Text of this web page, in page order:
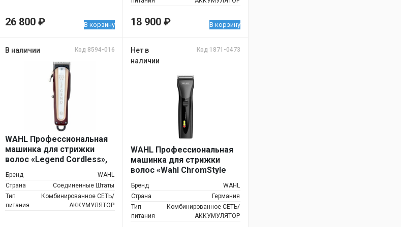
26 800 ₽ В корзину 18 900 ₽ В корзину
В наличии Код 8594-016
WAHL Профессиональная
машинка для стрижки
волос «Legend Cordless»,
Бренд
WAHL
Страна
Соединенные Штаты
Тип
питания
Комбинированное СЕТЬ/
АККУМУЛЯТОР
Нет в
наличии
Код 1871-0473
WAHL Профессиональная
машинка для стрижки
волос «Wahl ChromStyle
Бренд
WAHL
Страна
Германия
Тип
питания
Комбинированное СЕТЬ/
АККУМУЛЯТОР